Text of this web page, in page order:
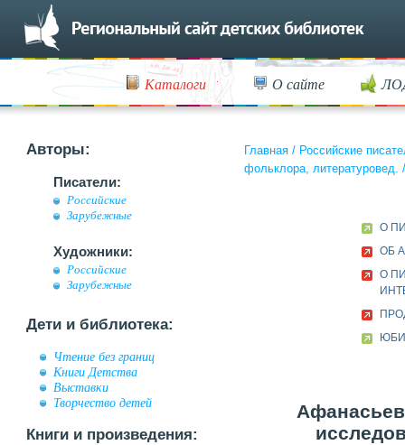
Каталоги О сайте
Авторы:
Писатели:
Российские
Зарубежные
Художники:
Российские
Зарубежные
Дети и библиотека:
Чтение без границ
Книги Детства
Выставки
Творчество детей
Книги и произведения:
Главная / Российские
фольклора, литературовед. /
О
ОБ
О
Афанасьев